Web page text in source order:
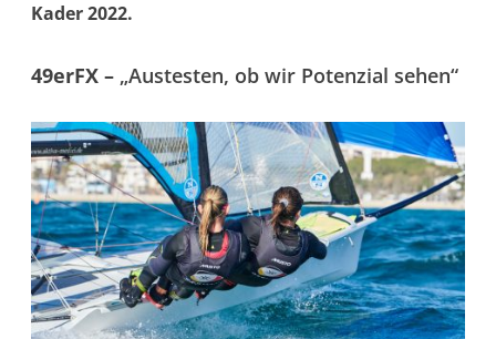
Kader 2022.
49erFX – „Austesten, ob wir Potenzial sehen“